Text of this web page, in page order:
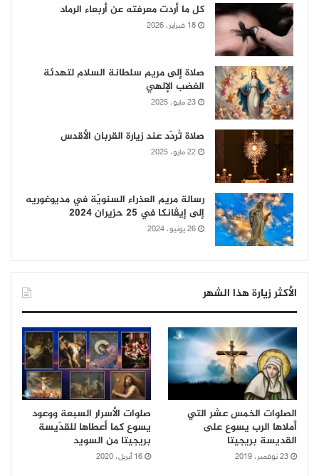
كل ما أردت معرفته عن أربعاء الرماد
18 فبراير، 2026
صلاة إلى مريم سلطانة السلام لتهدئة
الغضب الإلهي
23 مايو، 2025
صلاة تُردّد عند زيارة القربان الأقدس
22 مايو، 2025
رسالة مريم العذراء السنويّة في مديوغوريه
إلى إيڤانكا في 25 حزيران 2024
26 يونيو، 2024
الأكثر زيارة هذا الشهر
الصلوات الخمس عشر التي
أملاها الرب يسوع على
القديسة بريجيتا
23 نوفمبر، 2019
صلوات الأسرار السبعة ووعود
يسوع كما أعطاها للقدّيسة
بريجيتا من السويد
16 أبريل، 2020